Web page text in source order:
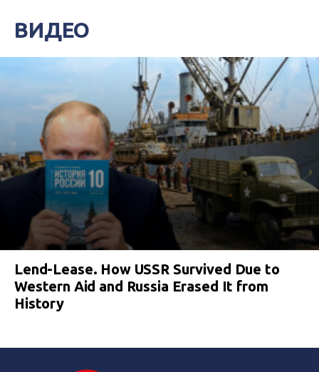
ВИДЕО
Lend-Lease. How USSR Survived Due to
Western Aid and Russia Erased It from
History